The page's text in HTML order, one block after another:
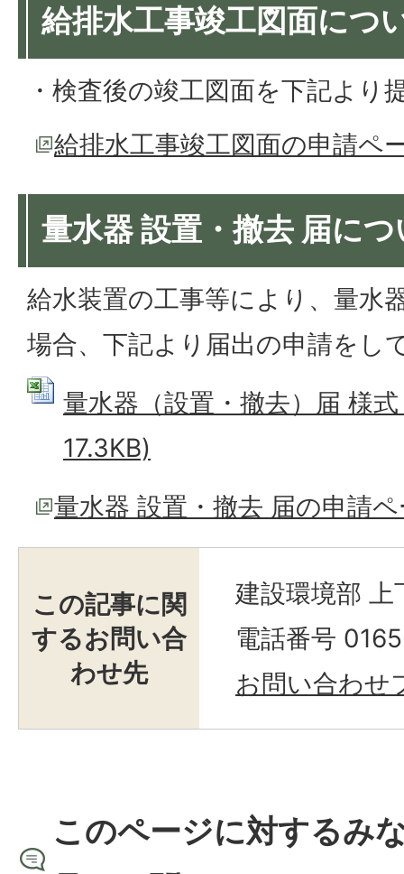
給排水工事竣工図面につ
・検査後の竣工図面を下記より
給排水工事竣工図面の申請ペ
量水器 設置・撤去 届に
給水装置の工事等により、量水
場合、下記より届出の申請をし
量水器（設置・撤去）届 様
17.3KB)
量水器 設置・撤去 届の申請
この記事に関
するお問い合
わせ先
建設環境部 上
電話番号
お問い合わせ
このページに対するみ